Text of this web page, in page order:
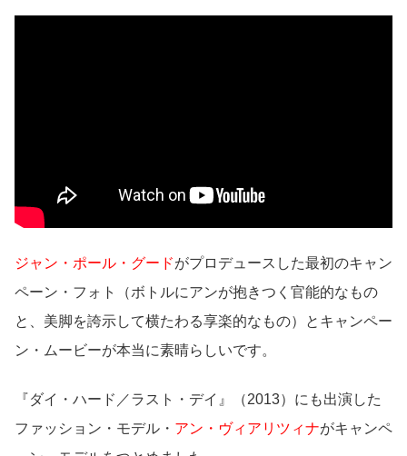
ジャン・ポール・グードがプロデュースした最初のキャン
ペーン・フォト（ボトルにアンが抱きつく官能的なもの
と、美脚を誇示して横たわる享楽的なもの）とキャンペー
ン・ムービーが本当に素晴らしいです。
『ダイ・ハード／ラスト・デイ』（2013）にも出演した
ファッション・モデル・ アン・ヴィアリツィナがキャンペ